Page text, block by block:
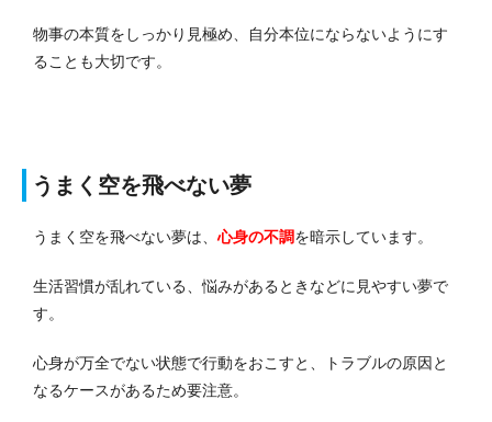
物事の本質をしっかり見極め、自分本位にならないようにす
ることも大切です。
うまく空を飛べない夢
うまく空を飛べない夢は、 心身の不調を暗示しています。
生活習慣が乱れている、悩みがあるときなどに見やすい夢で
す。
心身が万全でない状態で行動をおこすと、トラブルの原因と
なるケースがあるため要注意。